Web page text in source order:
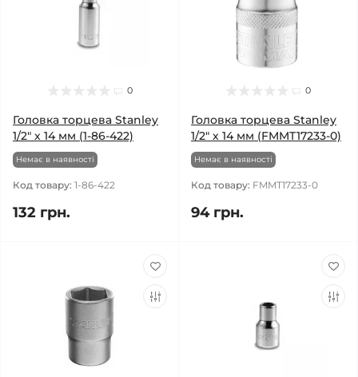
0
Головка торцева Stanley
1/2" х 14 мм (1-86-422)
Немає в наявності
Код товару: 1-86-422
132 грн.
0
Головка торцева Stanley
1/2" х 14 мм (FMMT17233-0)
Немає в наявності
Код товару: FMMT17233-0
94 грн.